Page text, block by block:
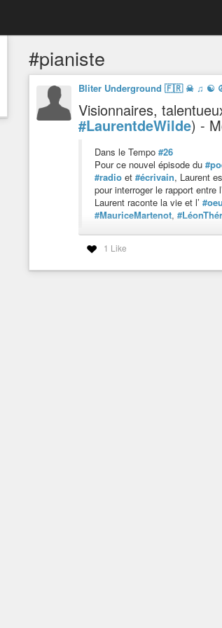
#pianiste
Bliter Underground 🇫🇷 ☠ ♫ ☯
Visionnaires,
#LaurentdeWilde) -
Dans le Tempo #26
Pour ce nouvel épisode du
#radio et #écrivain, Laurent
pour interroger le rapport entre l’
Laurent raconte la vie et l’
#MauriceMartenot,
00:00 Introduction
1 Like